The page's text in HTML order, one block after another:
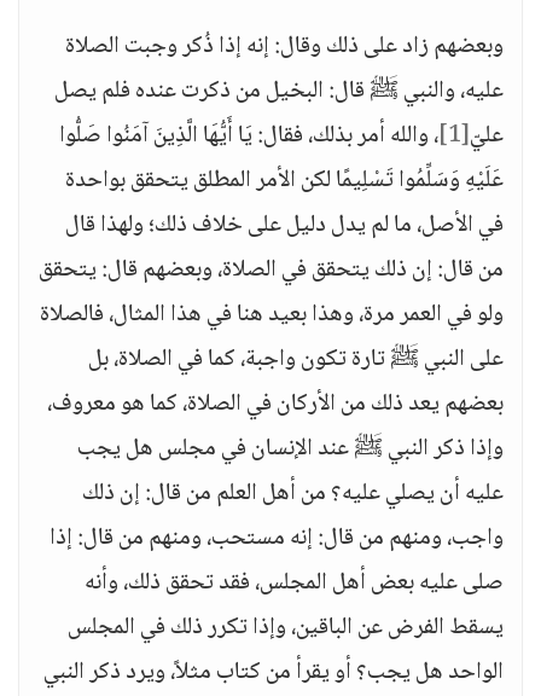
وبعضهم زاد على ذلك وقال: إنه إذا ذُكر وجبت الصلاة
عليه، والنبي ﷺ قال: البخيل من ذكرت عنده فلم يصل
عليّ[1] ، والله أمر بذلك، فقال: يَا أَيُّهَا الَّذِينَ آمَنُوا صَلُّوا
عَلَيْهِ وَسَلِّمُوا تَسْلِيمًا لكن الأمر المطلق يتحقق بواحدة
في الأصل، ما لم يدل دليل على خلاف ذلك؛ ولهذا قال
من قال: إن ذلك يتحقق في الصلاة، وبعضهم قال: يتحقق
ولو في العمر مرة، وهذا بعيد هنا في هذا المثال، فالصلاة
على النبي ﷺ تارة تكون واجبة، كما في الصلاة، بل
بعضهم يعد ذلك من الأركان في الصلاة، كما هو معروف،
وإذا ذكر النبي ﷺ عند الإنسان في مجلس هل يجب
عليه أن يصلي عليه؟ من أهل العلم من قال: إن ذلك
واجب، ومنهم من قال: إنه مستحب، ومنهم من قال: إذا
صلى عليه بعض أهل المجلس، فقد تحقق ذلك، وأنه
يسقط الفرض عن الباقين، وإذا تكرر ذلك في المجلس
الواحد هل يجب؟ أو يقرأ من كتاب مثلاً، ويرد ذكر النبي